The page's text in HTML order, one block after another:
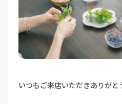
いつもご来店いただきありがと